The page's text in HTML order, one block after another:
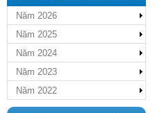
Năm 2026
Năm 2025
Năm 2024
Năm 2023
Năm 2022